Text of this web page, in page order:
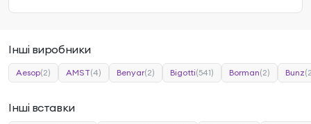
Інші виробники
Aesop(2) AMST(4) Benyar(2) Bigotti(541) Borman(2) Bunz
Інші вставки